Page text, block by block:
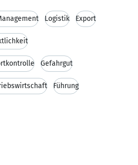
Logistik Export
Gefahrgut
Führung